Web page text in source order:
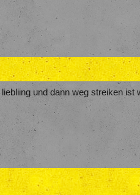
und dann weg streiken ist